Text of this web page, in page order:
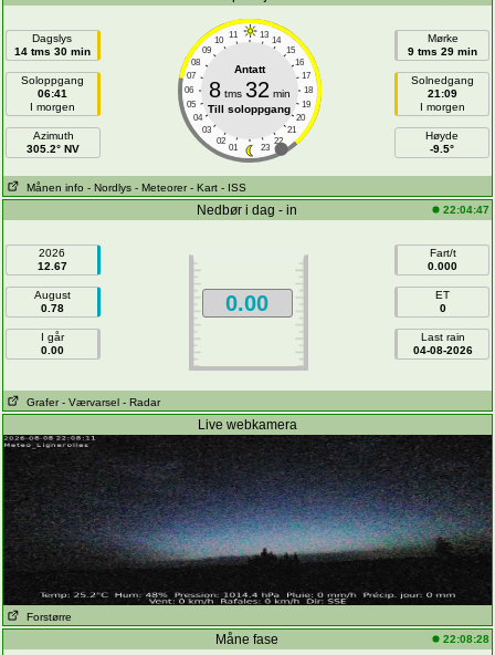
Dagslys
14 tms 30 min
Soloppgang
06:41
I morgen
Azimuth
305.2° NV
11 13
10
14
09
15
08
16
07
17
06
18
05
19
04
20
03
21
02
22
01 23
Antatt
8tms 32 min
Till soloppgang
Mørke
9 tms 29 min
Solnedgang
21:09
I morgen
Høyde
-9.5°
Månen info - Nordlys - Meteorer - Kart - ISS
Nedbør i dag - in 22:04:47
2026
12.67
August
0.78
I går
0.00
0.00
Fart/t
0.000
ET
0
Last rain
04-08-2026
Grafer - Værvarsel - Radar
Live webkamera
Forstørre
Måne fase 22:08:28